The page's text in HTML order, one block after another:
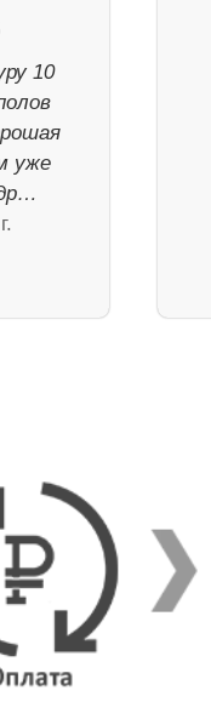
10
уже